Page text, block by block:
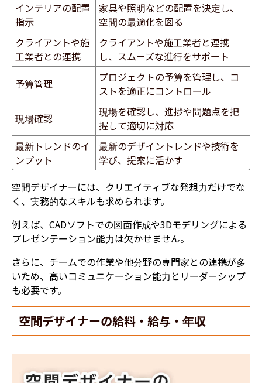
インテリアの配置
指示
家具や照明などの配置を決定し、
空間の最適化を図る
クライアントや施
工業者との連携
クライアントや施工業者と連携
し、スムーズな進行をサポート
予算管理
プロジェクトの予算を管理し、コ
ストを適正にコントロール
現場確認
現場を確認し、進捗や問題点を把
握して適切に対応
最新トレンドのイ
ンプット
最新のデザイントレンドや技術を
学び、提案に活かす
空間デザイナーには、クリエイティブな発想力だけでな
く、実務的なスキルも求められます。
例えば、CADソフトでの図面作成や3Dモデリングによる
プレゼンテーション能力は欠かせません。
さらに、チームでの作業や他分野の専門家との連携が多
いため、高いコミュニケーション能力とリーダーシップ
も必要です。
空間デザイナーの給料・給与・年収